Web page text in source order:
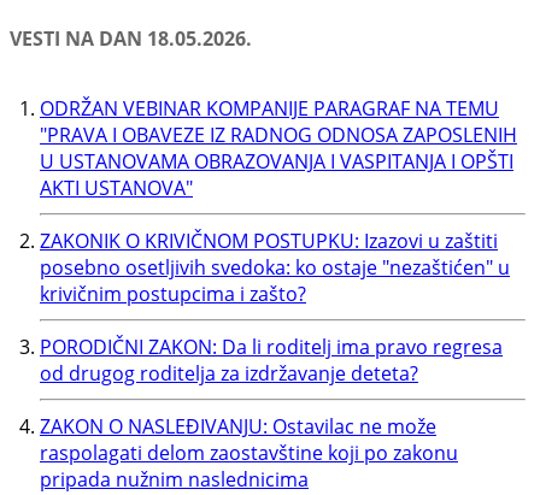
VESTI NA DAN 18.05.2026.
ODRŽAN VEBINAR KOMPANIJE PARAGRAF NA TEMU
"PRAVA I OBAVEZE IZ RADNOG ODNOSA ZAPOSLENIH
U USTANOVAMA OBRAZOVANJA I VASPITANJA I OPŠTI
AKTI USTANOVA"
ZAKONIK O KRIVIČNOM POSTUPKU: Izazovi u zaštiti
posebno osetljivih svedoka: ko ostaje "nezaštićen" u
krivičnim postupcima i zašto?
PORODIČNI ZAKON: Da li roditelj ima pravo regresa
od drugog roditelja za izdržavanje deteta?
ZAKON O NASLEĐIVANJU: Ostavilac ne može
raspolagati delom zaostavštine koji po zakonu
pripada nužnim naslednicima